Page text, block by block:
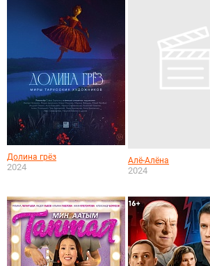
Долина грёз
2024
Алё-Алёна
2024